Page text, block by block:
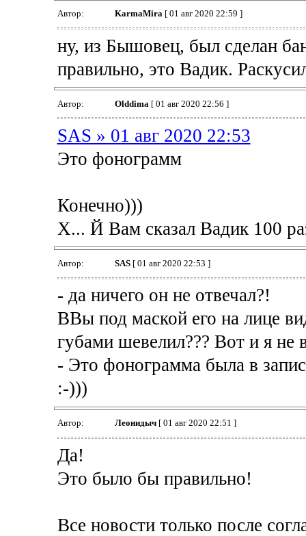
Автор: KarmaMira[ 01 авг 2020 22:59 ]
ну, из Бышовец, был сделан
правильно, это Вадик.
Автор: Olddima [ 01 авг 2020 22:56 ]
SAS » 01 авг 2020 22:53
Это фонограмм
Конечно)))
Х... Й Вам сказал Вадик 100
Автор: SAS[ 01 авг 2020 22:53 ]
- да ничего он не отвечал?!
ВВы под маской его на лице
губами шевелил??? Вот и я не
- Это фонограмма была в
:-)))
Автор: Леонидыч[ 01 авг 2020 22:51 ]
Да!
Это было бы правильно!
Все новости только после